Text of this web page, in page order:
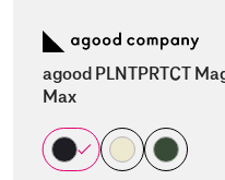
agood PLNTPRTCT
Max